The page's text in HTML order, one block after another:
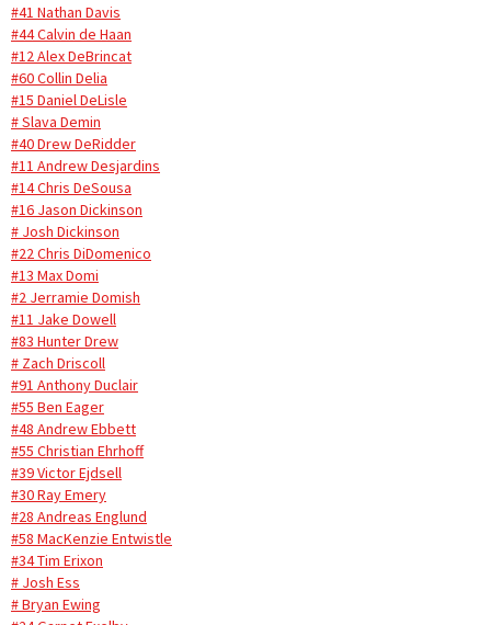
#41 Nathan Davis
#44 Calvin de Haan
#12 Alex DeBrincat
#60 Collin Delia
#15 Daniel DeLisle
# Slava Demin
#40 Drew DeRidder
#11 Andrew Desjardins
#14 Chris DeSousa
#16 Jason Dickinson
# Josh Dickinson
#22 Chris DiDomenico
#13 Max Domi
#2 Jerramie Domish
#11 Jake Dowell
#83 Hunter Drew
# Zach Driscoll
#91 Anthony Duclair
#55 Ben Eager
#48 Andrew Ebbett
#55 Christian Ehrhoff
#39 Victor Ejdsell
#30 Ray Emery
#28 Andreas Englund
#58 MacKenzie Entwistle
#34 Tim Erixon
# Josh Ess
# Bryan Ewing